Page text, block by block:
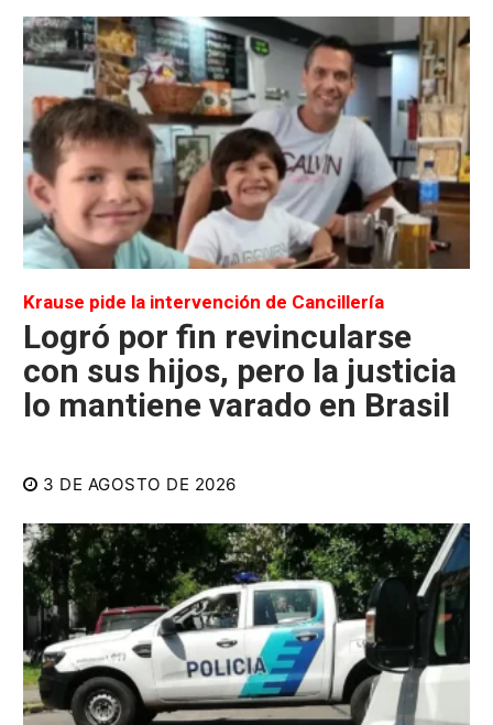
Krause pide la intervención de Cancillería
Logró por fin revincularse
con sus hijos, pero la justicia
lo mantiene varado en Brasil
3 DE AGOSTO DE 2026